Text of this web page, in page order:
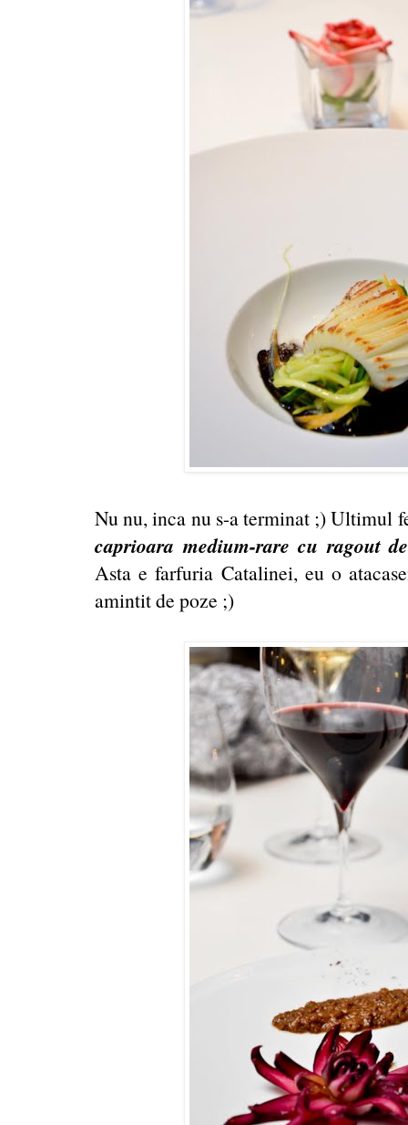
Nu nu, inca nu s-a terminat ;) Ultimul
caprioara medium-rare cu ragout
Asta e farfuria Catalinei, eu o
amintit de poze ;)